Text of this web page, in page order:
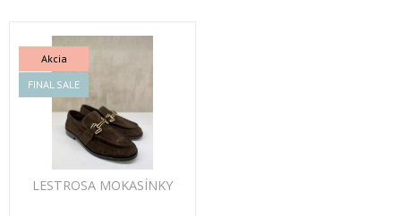
LESTROSA MOKASÍNKY
Akcia
FINAL SALE